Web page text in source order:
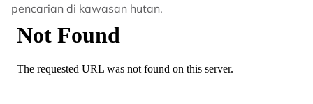
pencarian di kawasan hutan.